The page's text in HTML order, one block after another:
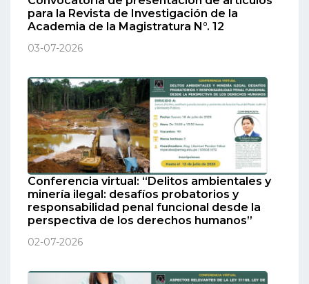
para la Revista de Investigación de la
Academia de la Magistratura N°. 12
03-07-2026
Conferencia virtual: “Delitos ambientales y
minería ilegal: desafíos probatorios y
responsabilidad penal funcional desde la
perspectiva de los derechos humanos”
02-07-2026